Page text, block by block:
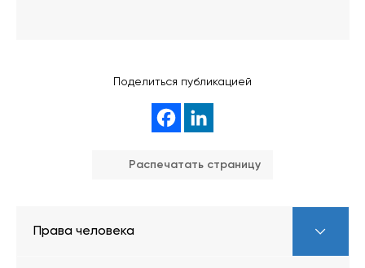
Поделиться публикацией
Распечатать страницу
Права человека